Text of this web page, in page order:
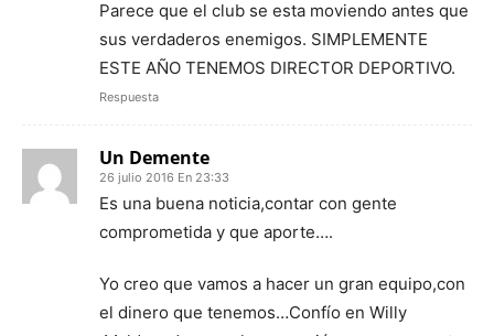
Parece que el club se esta moviendo antes que
sus verdaderos enemigos. SIMPLEMENTE
ESTE AÑO TENEMOS DIRECTOR DEPORTIVO.
Respuesta
Un Demente
26 julio 2016 En 23:33
Es una buena noticia,contar con gente
comprometida y que aporte….
Yo creo que vamos a hacer un gran equipo,con
el dinero que tenemos…Confío en Willy